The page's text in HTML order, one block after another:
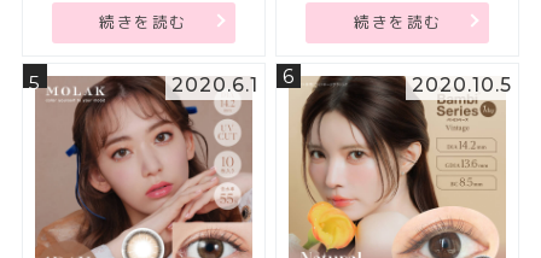
続きを読む 続きを読む
5 2020.6.1 6 2020.10.5